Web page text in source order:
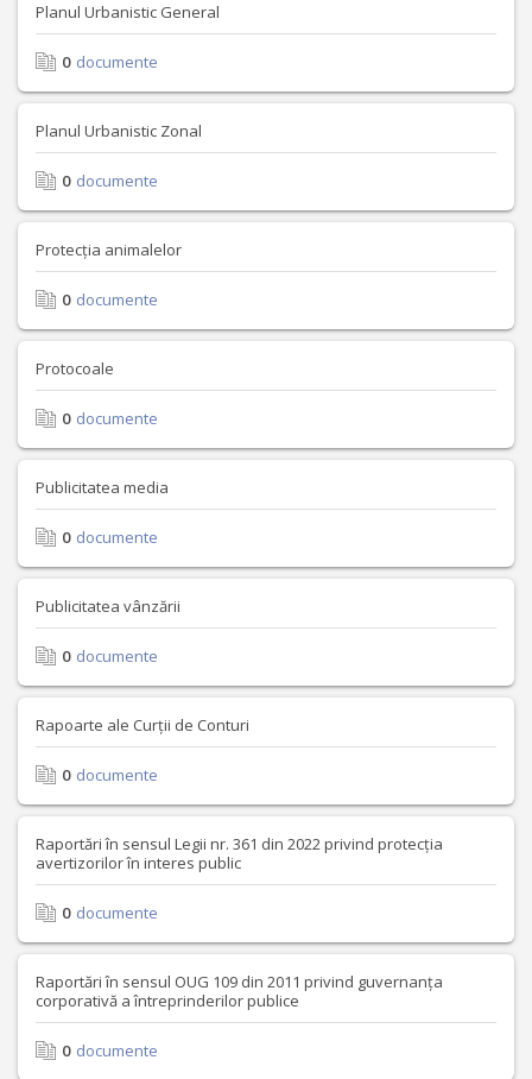
Planul Urbanistic General
0 documente
Planul Urbanistic Zonal
0 documente
Protecția animalelor
0 documente
Protocoale
0 documente
Publicitatea media
0 documente
Publicitatea vânzării
0 documente
Rapoarte ale Curții de Conturi
0 documente
Raportări în sensul Legii nr. 361 din 2022 privind protecția
avertizorilor în interes public
0 documente
Raportări în sensul OUG 109 din 2011 privind guvernanța
corporativă a întreprinderilor publice
0 documente